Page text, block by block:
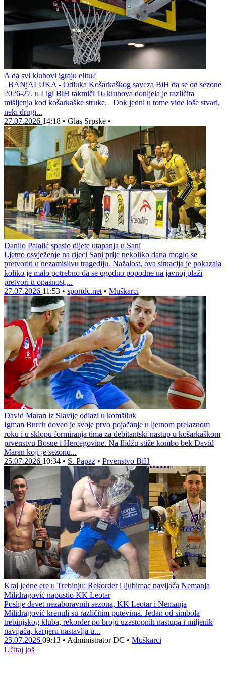
A da svi klubovi igraju elitu?
BANjALUKA - Odluka Košarkaškog saveza BiH da se od sezone
2026-27. u Ligi BiH takmiči 16 klubova donijela je različita
mišljenja kod košarkaške struke. Dok jedni u tome vide loše stvari,
neki drugi...
27.07.2026 14:18 • Glas Srpske •
Danilo Palalić spasio dijete utapanja u Sani
Ljetno osvježenje na rijeci Sani prije nekoliko dana moglo se
pretvoriti u nezamislivu tragediju. Nažalost, ova situacija je pokazala
koliko je malo potrebno da se ugodno popodne na javnoj plaži
pretvori u opasnost,...
27.07.2026 11:53 • sportdc.net • Muškarci
David Maran iz Slavije odlazi u komšiluk
Igman Burch doveo je svoje prvo pojačanje u ljetnom prelaznom
roku i u sklopu formiranja tima za debitantski nastup u košarkaškom
prvenstvu Bosne i Hercegovine. Na Ilidžu stiže kombo bek David
Maran koji je sezonu...
25.07.2026 10:34 • S. Papaz • Prvenstvo BiH
Kraj jedne ere u Trebinju: Rekorder i ljubimac navijača Nemanja
Milidragović napustio KK Leotar
Poslije devet nezaboravnih sezona, KK Leotar i Nemanja
Milidragović krenuli su različitim putevima. Jedan od simbola
trebinjskog kluba, rekorder po broju uzastopnih nastupa i miljenik
navijača, karijeru nastavlja u...
25.07.2026 09:13 • Administrator DC • Muškarci
Učitaj još